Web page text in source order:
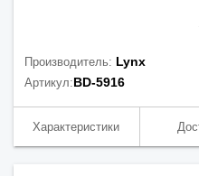
Производитель: Lynx
Артикул:BD-5916
Характеристики